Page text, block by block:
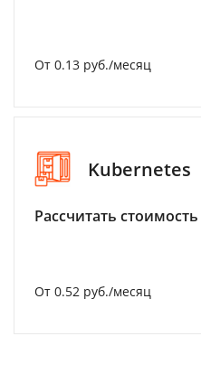
От 0.13 руб./месяц
Kubernetes
Рассчитать
От 0.52 руб./месяц